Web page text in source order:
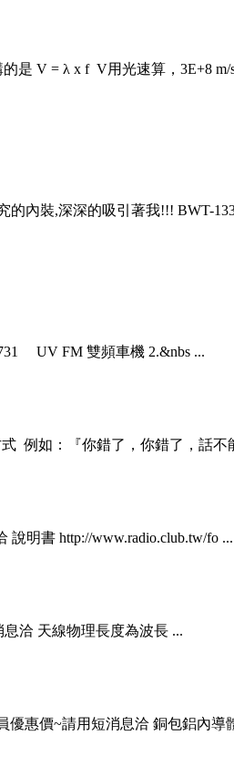
是 V = λ x f V用光速算，3E+8 m/
內裝,深深的吸引著我!!! BWT-
UV FM 雙頻車機 2.&nbs ...
例如：『你錯了，你錯了，話不
明書 http://www.radio.club.tw/fo ...
洽 天線物理長度為波長 ...
優惠價~請用短消息洽 銅包鋁內導